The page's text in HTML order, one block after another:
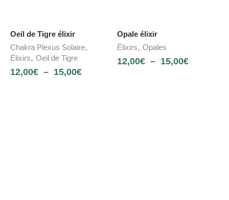
Oeil de Tigre élixir
Chakra Plexus Solaire,
Élixirs, Oeil de Tigre
12,00€ – 15,00€
Opale élixir
Élixirs, Opales
12,00€ – 15,00€